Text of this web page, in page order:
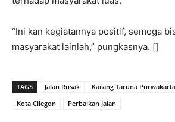
“Ini kan kegiatannya positif, semoga
masyarakat lainlah,” pungkasnya. []
TAGS Jalan Rusak Karang Taruna Purwakarta
Kota Cilegon
Perbaikan Jalan